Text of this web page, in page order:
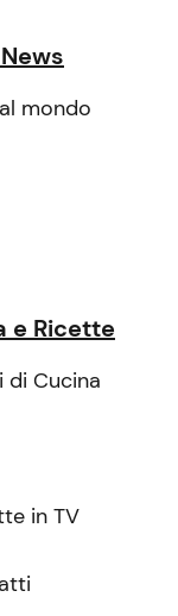
mondo
e Ricette
di Cucina
in TV